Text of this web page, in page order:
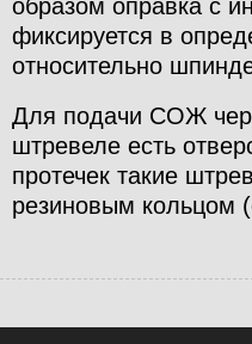
образом оправка с
фиксируется в
относительно
Для подачи СОЖ
штревеле есть
протечек такие
резиновым кольцом